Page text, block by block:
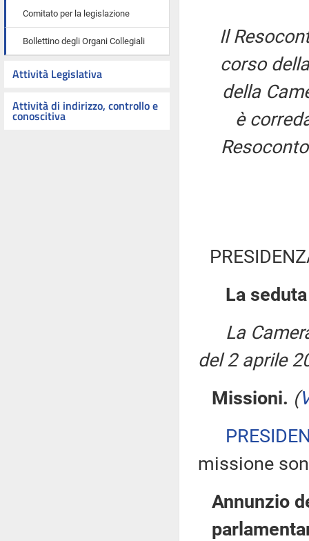
Comitato per la legislazione
Bollettino degli Organi Collegiali
Attività Legislativa
Attività di indirizzo, controllo e
conoscitiva
Il
corso
della
è
La
La
del 2 aprile
Missioni. (
missione
Annunzio